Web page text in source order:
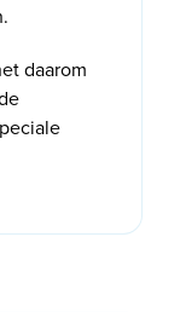
daarom